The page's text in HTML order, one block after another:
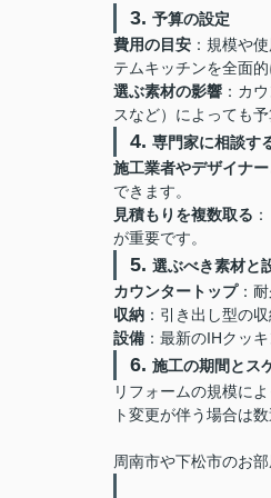
3. 予算の設定
費用の目安 ：規模や
テムキッチンを全面
選ぶ素材の影響 ：カ
スなど）によっても
4. 専門家に相談す
施工業者やデザイナ
できます。
見積もりを複数取る
が重要です。
5. 選ぶべき素材と
カウンタートップ：
収納 ：引き出し型の
設備 ：最新のIHクッ
6. 施工の期間とス
リフォームの規模に
ト変更が伴う場合は
周南市や下松市のお